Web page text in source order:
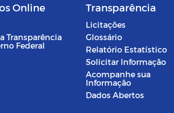
Online
Transparência
Federal
Transparência
Licitações
Glossário
Relatório Estatístico
Solicitar Informação
Acompanhe sua
Informação
Dados Abertos